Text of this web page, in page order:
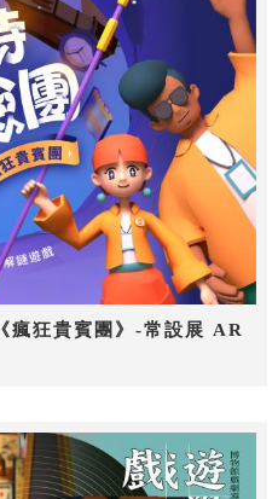
瘋狂貴賓團》-常設展 AR